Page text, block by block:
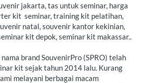
jakarta, tas untuk seminar, harga
natal, souvenir kantor kekinian,
kit depok, seminar kit makassar..
nama brand SouvenirPro (SPRO) telah
kit sejak tahun 2014 lalu. Kurang
melayani berbagai macam